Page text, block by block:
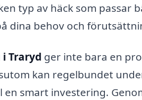
typ av häck som passar
dina behov och
Traryd ger inte bara en
kan regelbundet
smart investering.